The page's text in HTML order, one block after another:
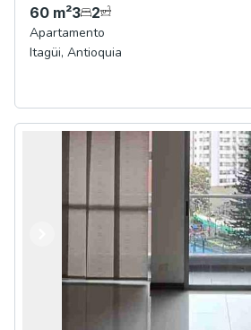
60 m²3 2
Apartamento
Itagüi, Antioquia
Anterior
Siguiente